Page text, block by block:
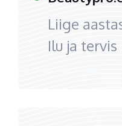
Liige
Ilu ja tervis